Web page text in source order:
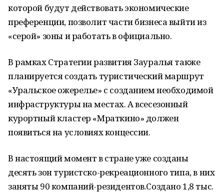
которой будут действовать экономические
преференции, позволит части бизнеса выйти из
«серой» зоны и работать в официально.
В рамках Стратегии развития Зауралья также
планируется создать туристический маршрут
«Уральское ожерелье» с созданием необходимой
инфраструктуры на местах. А всесезонный
курортный кластер «Мраткино» должен
появиться на условиях концессии.
В настоящий момент в стране уже созданы
десять зон туристско-рекреационного типа, в них
заняты 90 компаний-резидентов.Создано 1,8 тыс.